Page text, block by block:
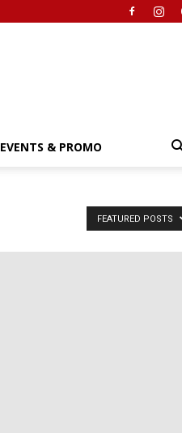
EVENTS & PROMO
FEATURED POSTS